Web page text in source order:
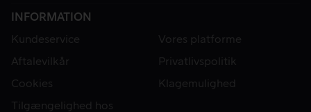
INFORMATION
Kundeservice
Vores platforme
Aftalevilkår
Privatlivspolitik
Cookies
Klagemulighed
Tilgængelighed hos